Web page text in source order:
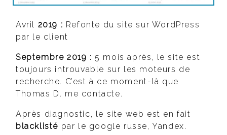
Avril 2019 : Refonte du site sur WordPress
par le client
Septembre 2019 : 5 mois après, le site est
toujours introuvable sur les moteurs de
recherche. C’est à ce moment-là que
Thomas D. me contacte.
Après diagnostic, le site web est en fait
blacklisté par le google russe, Yandex.